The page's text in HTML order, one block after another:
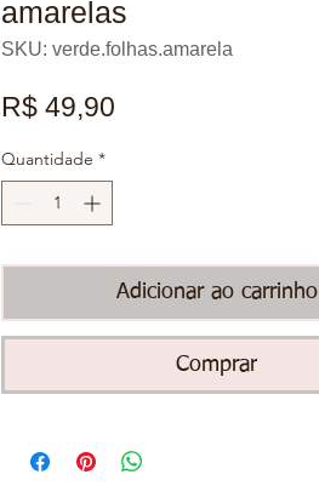
amarelas
SKU: verde.folhas.amarela
R$ 49,90
Quantidade *
Adicionar ao carrinho
Comprar